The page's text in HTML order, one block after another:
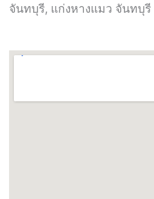
จันทบุรี, แก่งหางแมว จันทบุรี